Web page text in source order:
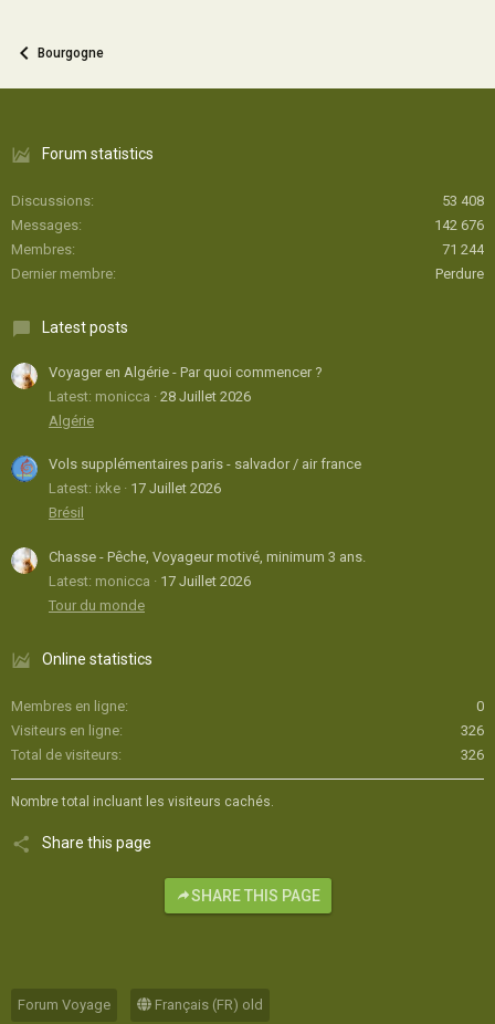
Bourgogne
Forum statistics
Discussions
53 408
Messages
142 676
Membres
71 244
Dernier membre
Perdure
Latest posts
Voyager en Algérie - Par quoi commencer ?
Latest: monicca
28 Juillet 2026
Algérie
Vols supplémentaires paris - salvador / air france
Latest: ixke
17 Juillet 2026
Brésil
Chasse - Pêche, Voyageur motivé, minimum 3 ans.
Latest: monicca
17 Juillet 2026
Tour du monde
Online statistics
Membres en ligne
0
Visiteurs en ligne
326
Total de visiteurs
326
Nombre total incluant les visiteurs cachés.
Share this page
SHARE THIS PAGE
Forum Voyage Français (FR) old